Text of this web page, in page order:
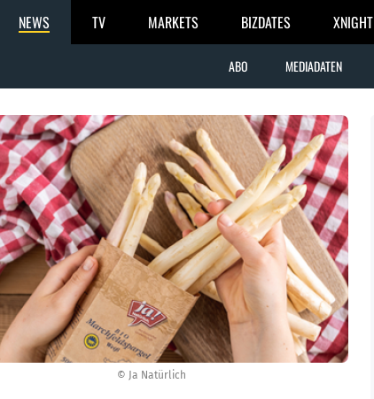
NEWS TV MARKETS BIZDATES XNIGHT
ABO MEDIADATEN
© Ja Natürlich